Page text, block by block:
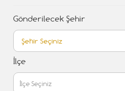
Gönderilecek Şehir
İlçe